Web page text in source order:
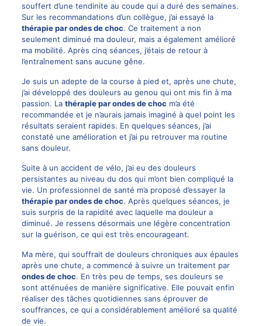
souffert d’une tendinite au coude qui a duré des semaines.
Sur les recommandations d’un collègue, j’ai essayé la
thérapie par ondes de choc. Ce traitement a non
seulement diminué ma douleur, mais a également amélioré
ma mobilité. Après cinq séances, j’étais de retour à
l’entraînement sans aucune gêne.
Je suis un adepte de la course à pied et, après une chute,
j’ai développé des douleurs au genou qui ont mis fin à ma
passion. La thérapie par ondes de choc m’a été
recommandée et je n’aurais jamais imaginé à quel point les
résultats seraient rapides. En quelques séances, j’ai
constaté une amélioration et j’ai pu retrouver ma routine
sans douleur.
Suite à un accident de vélo, j’ai eu des douleurs
persistantes au niveau du dos qui m’ont bien compliqué la
vie. Un professionnel de santé m’a proposé d’essayer la
thérapie par ondes de choc. Après quelques séances, je
suis surpris de la rapidité avec laquelle ma douleur a
diminué. Je ressens désormais une légère concentration
sur la guérison, ce qui est très encourageant.
Ma mère, qui souffrait de douleurs chroniques aux épaules
après une chute, a commencé à suivre un traitement par
ondes de choc. En très peu de temps, ses douleurs se
sont atténuées de manière significative. Elle pouvait enfin
réaliser des tâches quotidiennes sans éprouver de
souffrances, ce qui a considérablement amélioré sa qualité
de vie.